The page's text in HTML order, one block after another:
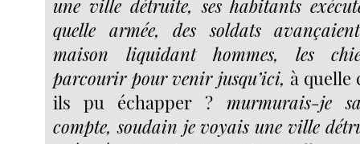
une ville détruite, ses habitants
quelle armée, des soldats
maison liquidant hommes, les
parcourir pour venir jusqu’ici, à quelle
ils pu échapper ? murmurais-je
compte, soudain je voyais une ville